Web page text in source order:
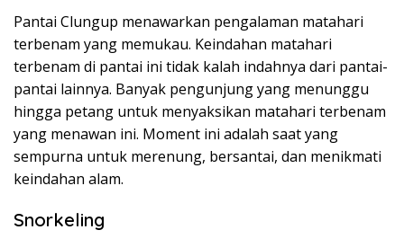
Pantai Clungup menawarkan pengalaman matahari
terbenam yang memukau. Keindahan matahari
terbenam di pantai ini tidak kalah indahnya dari pantai-
pantai lainnya. Banyak pengunjung yang menunggu
hingga petang untuk menyaksikan matahari terbenam
yang menawan ini. Moment ini adalah saat yang
sempurna untuk merenung, bersantai, dan menikmati
keindahan alam.
Snorkeling